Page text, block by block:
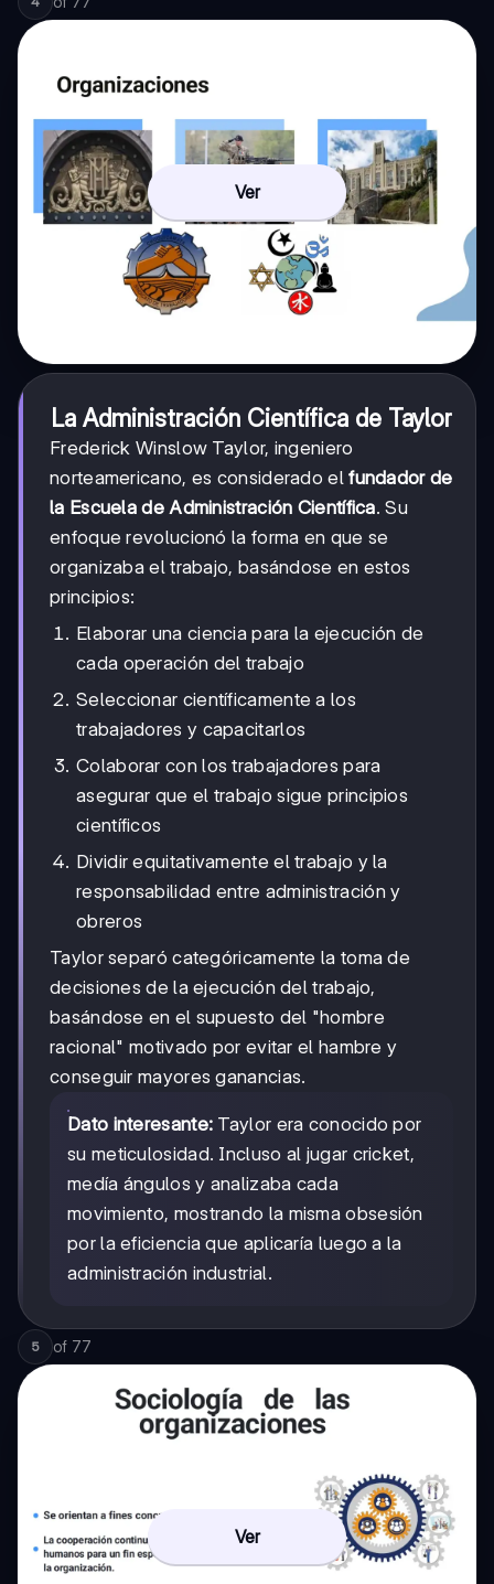
Ver
La Administración Científica de Taylor
Frederick Winslow Taylor, ingeniero
norteamericano, es considerado elfundador de
la Escuela de Administración Científica. Su
enfoque revolucionó la forma en que se
organizaba el trabajo, basándose en estos
principios:
Elaborar una ciencia para la ejecución de
cada operación del trabajo
Seleccionar científicamente a los
trabajadores y capacitarlos
Colaborar con los trabajadores para
asegurar que el trabajo sigue principios
científicos
Dividir equitativamente el trabajo y la
responsabilidad entre administración y
obreros
Taylor separó categóricamente la toma de
decisiones de la ejecución del trabajo,
basándose en el supuesto del "hombre
racional" motivado por evitar el hambre y
conseguir mayores ganancias.
Dato interesante: Taylor era conocido por
su meticulosidad. Incluso al jugar cricket,
medía ángulos y analizaba cada
movimiento, mostrando la misma obsesión
por la eficiencia que aplicaría luego a la
administración industrial.
5 of 77
Ver